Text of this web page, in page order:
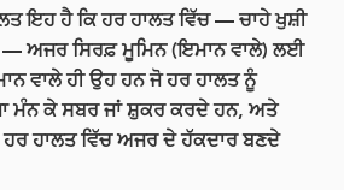
ਇਹ ਹੈ ਕਿ ਹਰ ਹਾਲਤ ਵਿੱਚ — ਚਾਹੇ ਖੁਸ਼ੀ
— ਅਜਰ ਸਿਰਫ਼ ਮੂਮਿਨ (ਇਮਾਨ ਵਾਲੇ) ਲਈ
ਵਾਲੇ ਹੀ ਉਹ ਹਨ ਜੋ ਹਰ ਹਾਲਤ ਨੂੰ
ਮੰਨ ਕੇ ਸਬਰ ਜਾਂ ਸ਼ੁਕਰ ਕਰਦੇ ਹਨ, ਅਤੇ
ਹਾਲਤ ਵਿੱਚ ਅਜਰ ਦੇ ਹੱਕਦਾਰ ਬਣਦੇ